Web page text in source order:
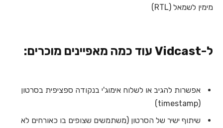
מימין לשמאל (RTL)
ל-Vidcast עוד כמה מאפיינים מוכרים:
אפשרות להגיב או לשלוח אימוג'י בנקודה ספציפית בסרטון
(timestamp)
שיתוף ישיר של הסרטון (משתמשים שצופים בו כאורחים לא